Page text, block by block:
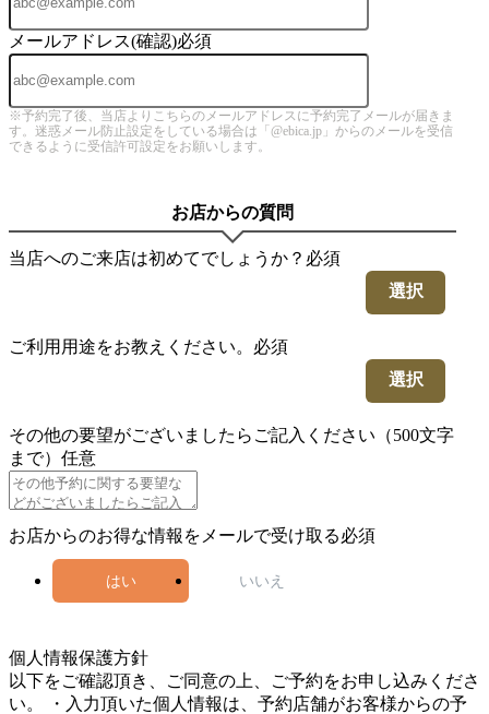
メールアドレス(確認)必須
※予約完了後、当店よりこちらのメールアドレスに予約完了メールが届きま
す。迷惑メール防止設定をしている場合は「@ebica.jp」からのメールを受信
できるように受信許可設定をお願いします。
お店からの質問
当店へのご来店は初めてでしょうか？ 必須
選択
ご利用用途をお教えください。 必須
選択
その他の要望がございましたらご記入ください（500文字
まで） 任意
お店からのお得な情報をメールで受け取る必須
はい いいえ
個人情報保護方針
以下をご確認頂き、ご同意の上、ご予約をお申し込みくださ
い。 ・入力頂いた個人情報は、予約店舗がお客様からの予